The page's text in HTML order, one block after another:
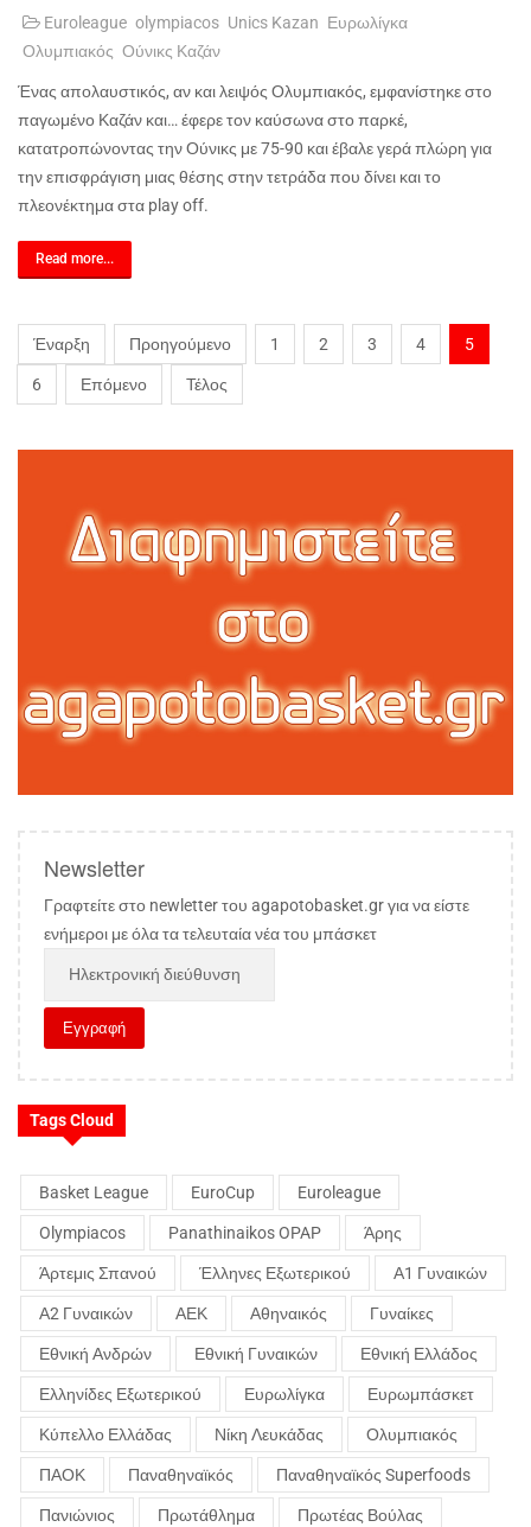
Euroleague olympiacos Unics Kazan Ευρωλίγκα
Ολυμπιακός Ούνικς Καζάν
Ένας απολαυστικός, αν και λειψός Ολυμπιακός, εμφανίστηκε στο
παγωμένο Καζάν και… έφερε τον καύσωνα στο παρκέ,
κατατροπώνοντας την Ούνικς με 75-90 και έβαλε γερά πλώρη για
την επισφράγιση μιας θέσης στην τετράδα που δίνει και το
πλεονέκτημα στα playoff.
Read more...
Έναρξη Προηγούμενο 1 2 3 4 5
6 Επόμενο Τέλος
Newsletter
Γραφτείτε στο newletter του agapotobasket.gr για να είστε
ενήμεροι με όλα τα τελευταία νέα του μπάσκετ
Tags Cloud
Basket League EuroCup Euroleague
Olympiacos Panathinaikos OPAP Άρης
Άρτεμις Σπανού Έλληνες Εξωτερικού Α1 Γυναικών
Α2 Γυναικών ΑΕΚ Αθηναικός Γυναίκες
Εθνική Ανδρών Εθνική Γυναικών Εθνική Ελλάδος
Ελληνίδες Εξωτερικού Ευρωλίγκα Ευρωμπάσκετ
Κύπελλο Ελλάδας Νίκη Λευκάδας Ολυμπιακός
ΠΑΟΚ Παναθηναϊκός Παναθηναϊκός Superfoods
Πανιώνιος Πρωτάθλημα Πρωτέας Βούλας